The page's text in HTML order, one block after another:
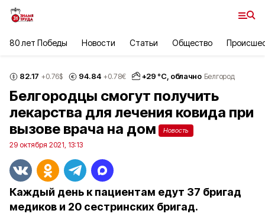
80 лет Победы Новости Статьи Общество
82.17 +0.76$ 94.84 +0.78€ +29 °С, облачно Белгород
Белгородцы смогут получить
лекарства для лечения ковида при
вызове врача на дом
Новость
29 октября 2021, 13:13
Каждый день к пациентам едут 37 бригад
медиков и 20 сестринских бригад.